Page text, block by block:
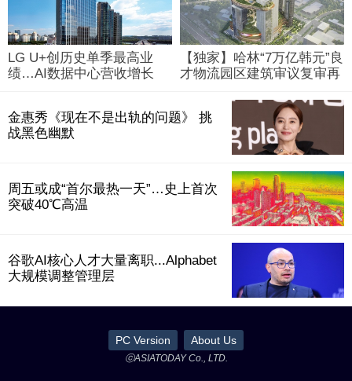
LG U+创历史单季最高业
绩…AI数据中心营收增长
【独家】哈林“7万亿韩元”良
才物流园区建筑审议复审再
金惠秀《现在不是出轨的问题》 挑
战黑色幽默
周五或成“首尔最热一天”…史上首次
突破40℃高温
谷歌AI核心人才大量离职...Alphabet
大规模调整管理层
PC Version About Us
ⓒASIATODAY Co., LTD.